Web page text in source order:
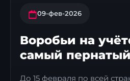
09-фев-2026
Воробьи на
самый
До 15 февраля по всей